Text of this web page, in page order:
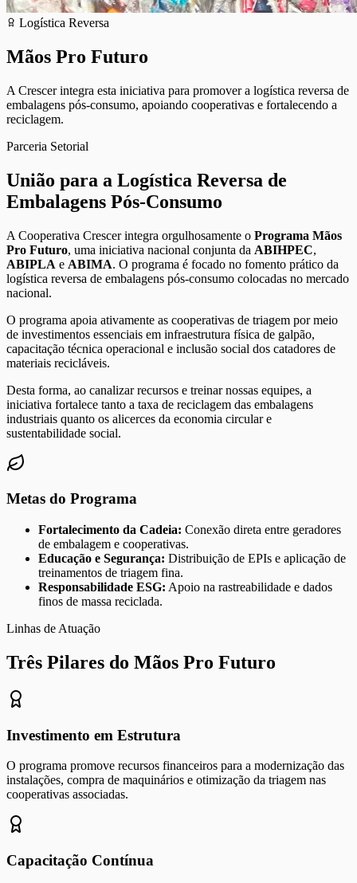
Logística Reversa
Mãos Pro Futuro
A Crescer integra esta iniciativa para promover a logística reversa de
embalagens pós-consumo, apoiando cooperativas e fortalecendo a
reciclagem.
Parceria Setorial
União para a Logística Reversa de
Embalagens Pós-Consumo
A Cooperativa Crescer integra orgulhosamente o Programa Mãos
Pro Futuro, uma iniciativa nacional conjunta da ABIHPEC,
ABIPLA e ABIMA. O programa é focado no fomento prático da
logística reversa de embalagens pós-consumo colocadas no mercado
nacional.
O programa apoia ativamente as cooperativas de triagem por meio
de investimentos essenciais em infraestrutura física de galpão,
capacitação técnica operacional e inclusão social dos catadores de
materiais recicláveis.
Desta forma, ao canalizar recursos e treinar nossas equipes, a
iniciativa fortalece tanto a taxa de reciclagem das embalagens
industriais quanto os alicerces da economia circular e
sustentabilidade social.
Metas do Programa
Fortalecimento da Cadeia: Conexão direta entre geradores
de embalagem e cooperativas.
Educação e Segurança: Distribuição de EPIs e aplicação de
treinamentos de triagem fina.
Responsabilidade ESG: Apoio na rastreabilidade e dados
finos de massa reciclada.
Linhas de Atuação
Três Pilares do Mãos Pro Futuro
Investimento em Estrutura
O programa promove recursos financeiros para a modernização das
instalações, compra de maquinários e otimização da triagem nas
cooperativas associadas.
Capacitação Contínua